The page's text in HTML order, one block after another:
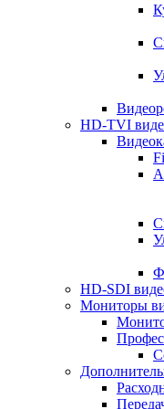
HD-TVI
HD-SDI
Мониторы